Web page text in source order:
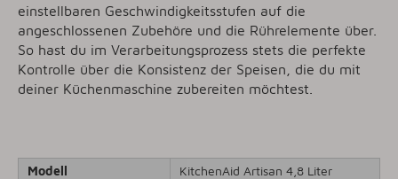
einstellbaren Geschwindigkeitsstufen auf die
angeschlossenen Zubehöre und die Rührelemente über.
So hast du im Verarbeitungsprozess stets die perfekte
Kontrolle über die Konsistenz der Speisen, die du mit
deiner Küchenmaschine zubereiten möchtest.
Modell
KitchenAid Artisan 4,8 Liter